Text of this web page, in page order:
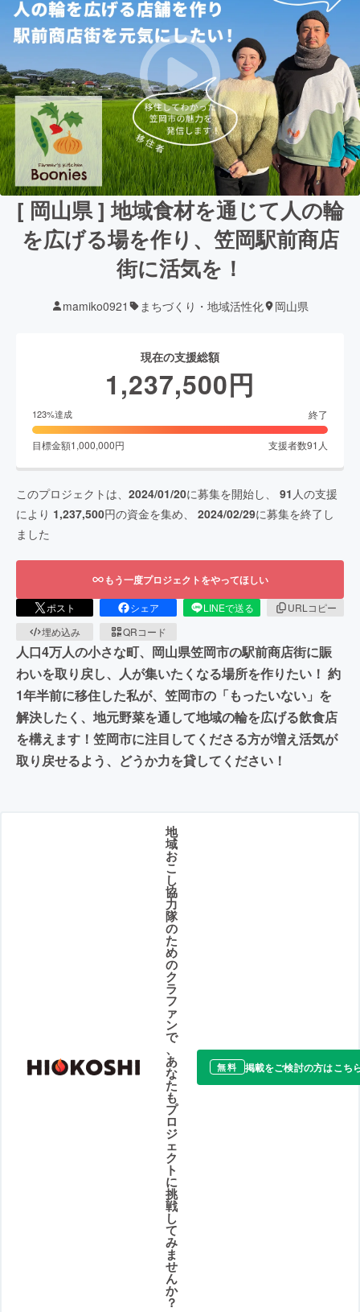
[ 岡山県 ] 地域食材を通じて人の輪
を広げる場を作り、笠岡駅前商店
街に活気を！
mamiko0921 まちづくり・地域活性化 岡山県
現在の支援総額
1,237,500円
123%達成 終了
目標金額1,000,000円 支援者数91 人
このプロジェクトは、 2024/01/20に募集を開始し、 91 人の支援
により 1,237,500円の資金を集め、 2024/02/29に募集を終了し
ました
もう一度プロジェクトをやってほしい
ポスト シェア LINEで送る
URLコピー
埋め込み
QRコード
人口4万人の小さな町、岡山県笠岡市の駅前商店街に賑
わいを取り戻し、人が集いたくなる場所を作りたい！ 約
1年半前に移住した私が、笠岡市の「もったいない」を
解決したく、地元野菜を通して地域の輪を広げる飲食店
を構えます！笠岡市に注目してくださる方が増え活気が
取り戻せるよう、どうか力を貸してください！
地
域
お
こ
し
協
力
隊
の
た
め
の
ク
ラ
フ
ァ
ン
で
、
あ
な
た
も
プ
ロ
ジ
ェ
ク
ト
に
挑
戦
し
て
み
ま
せ
ん
か
？
無料 掲載をご検討の方はこち